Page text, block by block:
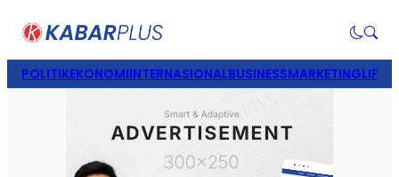
POLITIKEKONOMIINTERNASIONALBUSINESSMARKETING